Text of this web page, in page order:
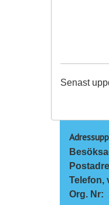
Senast
Telefon,
Org. Nr: